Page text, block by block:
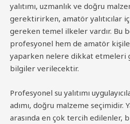
yalıtımı, uzmanlık ve doğru
gerektirirken, amatör yalıtıcılar
gereken temel ilkeler vardır. Bu
profesyonel hem de amatör
yaparken nelere dikkat etmeleri
bilgiler verilecektir.
Profesyonel su yalıtımı
adımı, doğru malzeme seçimidir.
arasında en çok tercih edilenler,